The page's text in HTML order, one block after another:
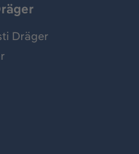
Dräger